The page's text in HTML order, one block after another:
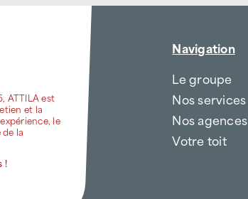
ATTILA est
et la
le
la
!
Navigation
Le groupe
Nos services
Nos agences
Votre toit